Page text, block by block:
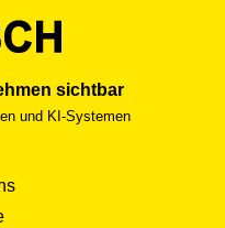
sichtbar
und KI-Systemen